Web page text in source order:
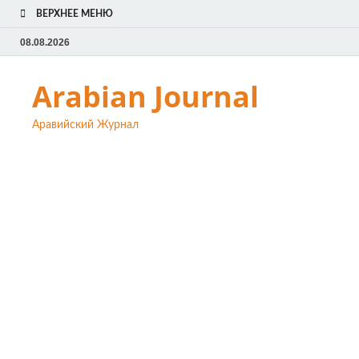
ВЕРХНЕЕ МЕНЮ
08.08.2026
Arabian Journal
Аравийский Журнал